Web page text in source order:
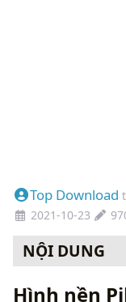
Top Download
2021-10-23
NỘI DUNG
Hình nền